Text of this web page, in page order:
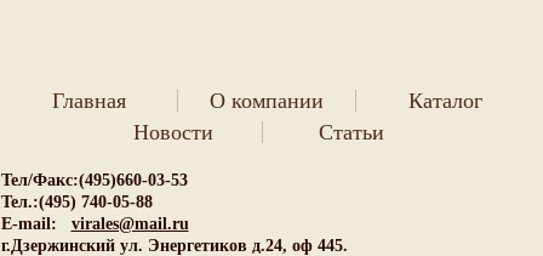
Новости Статьи
Главная О компании Каталог
Тел/Факс:(495)660-03-53
Тел.:(495) 740-05-88
E-mail:
virales@mail.ru
г.Дзержинский ул. Энергетиков д.24, оф 445.